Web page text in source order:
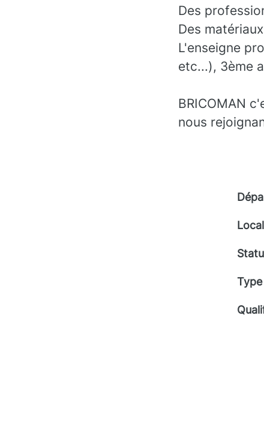
Des
Des
L'enseigne
etc...), 3ème
BRICOMAN
nous